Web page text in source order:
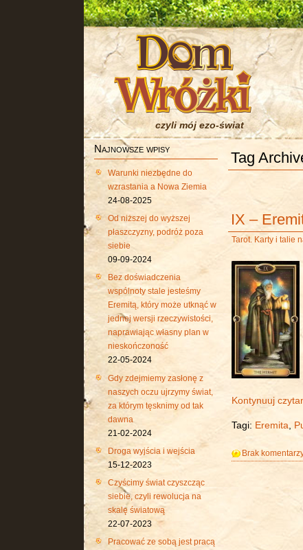
czyli mój ezo-świat
Najnowsze wpisy
Warunki niezbędne do
wzrastania a Nowa Ziemia
24-08-2025
Od niższej do wyższej
płaszczyzny, podróż poza
siebie
09-09-2024
Bez doświadczenia
wspólnoty stale jesteśmy
Eremitą, który może utknąć w
jednej wersji rzeczywistości,
naprawiając własny plan w
nieskończoność
22-05-2024
Gdy zdejmiemy zasłonę z
naszych oczu ujrzymy świat,
za którym tęsknimy od tak
dawna
21-02-2024
Droga wyjścia i wejścia
15-12-2023
Czyścimy świat czyszcząc
siebie, czyli rewolucja na
skalę światową
22-07-2023
Pracować ze sobą jest pracą
Tag
IX –
Tarot. Karty i talie
Kontynuuj
Tagi: Eremita
Brak